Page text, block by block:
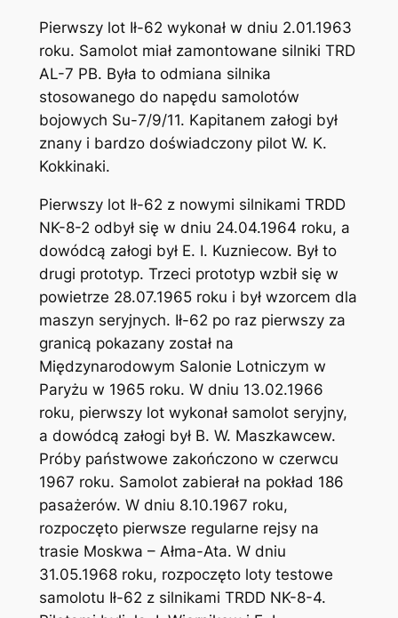
Pierwszy lot Ił-62 wykonał w dniu 2.01.1963
roku. Samolot miał zamontowane silniki TRD
AL-7 PB. Była to odmiana silnika
stosowanego do napędu samolotów
bojowych Su-7/9/11. Kapitanem załogi był
znany i bardzo doświadczony pilot W. K.
Kokkinaki.
Pierwszy lot Ił-62 z nowymi silnikami TRDD
NK-8-2 odbył się w dniu 24.04.1964 roku, a
dowódcą załogi był E. I. Kuzniecow. Był to
drugi prototyp. Trzeci prototyp wzbił się w
powietrze 28.07.1965 roku i był wzorcem dla
maszyn seryjnych. Ił-62 po raz pierwszy za
granicą pokazany został na
Międzynarodowym Salonie Lotniczym w
Paryżu w 1965 roku. W dniu 13.02.1966
roku, pierwszy lot wykonał samolot seryjny,
a dowódcą załogi był B. W. Maszkawcew.
Próby państwowe zakończono w czerwcu
1967 roku. Samolot zabierał na pokład 186
pasażerów. W dniu 8.10.1967 roku,
rozpoczęto pierwsze regularne rejsy na
trasie Moskwa – Ałma-Ata. W dniu
31.05.1968 roku, rozpoczęto loty testowe
samolotu Ił-62 z silnikami TRDD NK-8-4.